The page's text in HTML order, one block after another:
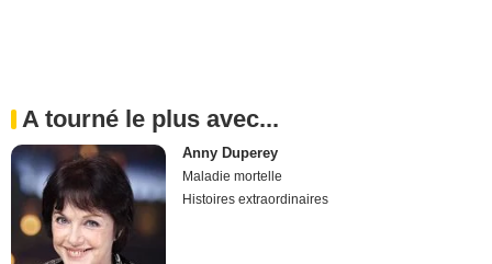
A tourné le plus avec...
Anny Duperey
Maladie mortelle
Histoires extraordinaires